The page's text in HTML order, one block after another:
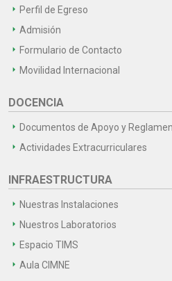
Perfil de Egreso
Admisión
Formulario de Contacto
Movilidad Internacional
DOCENCIA
Documentos de Apoyo y
Actividades Extracurriculares
INFRAESTRUCTURA
Nuestras Instalaciones
Nuestros Laboratorios
Espacio TIMS
Aula CIMNE